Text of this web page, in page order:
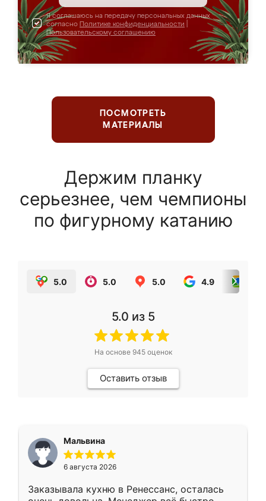
Я соглашаюсь на передачу персональных данных
согласно Политике конфиденциальности
Пользовательскому соглашению
ПОСМОТРЕТЬ
МАТЕРИАЛЫ
Держим планку
серьезнее, чем чемпионы
по фигурному катанию
5.0 5.0 5.0 4.9
5.0 из 5
На основе 945оценок
Оставить отзыв
Мальвина
6 августа 2026
Заказывала кухню в Ренессанс, осталась